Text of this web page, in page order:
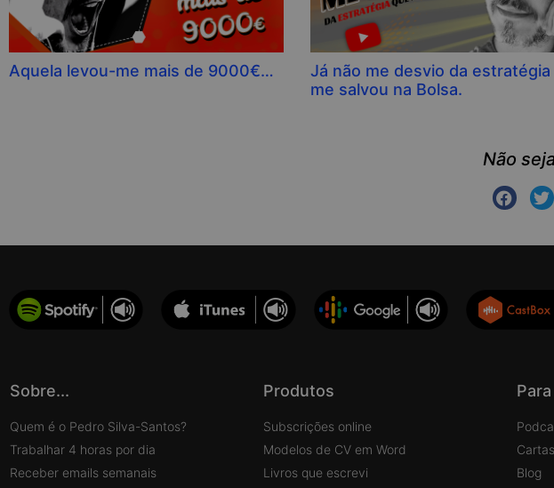
Aquela levou-me mais de 9000€…
Já não me desvio da estratégia
me salvou na Bolsa.
Não
Sobre...
Quem é o Pedro Silva-Santos?
Trabalhar 4 horas por dia
Receber emails semanais
Produtos
Subscrições online
Modelos de CV em Word
Livros que escrevi
Blog